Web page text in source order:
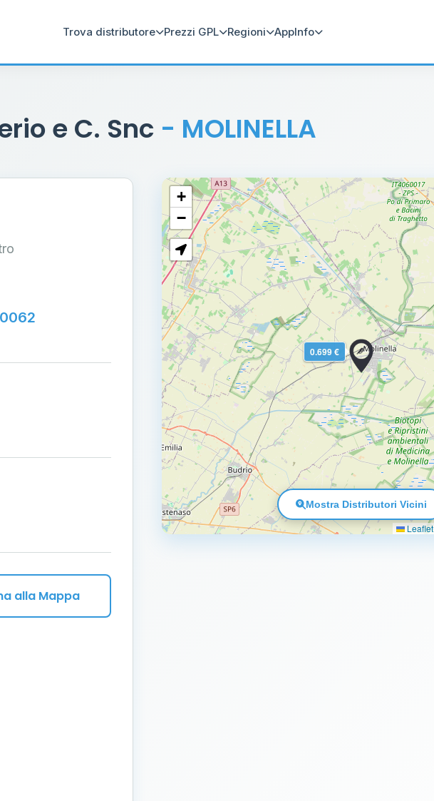
Trova distributore Prezzi GPL Regioni AppInfo
e C. Snc - MOLINELLA
alla Mappa
0.699 €
+
−
Leaflet
Mostra Distributori Vicini